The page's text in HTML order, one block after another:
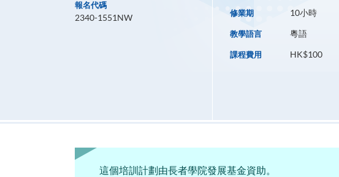
報名代碼
2340-1551NW 修業期 10小時
教學語言 粵語
課程費用 HK$100
這個培訓計劃由長者學院發展基金資助。